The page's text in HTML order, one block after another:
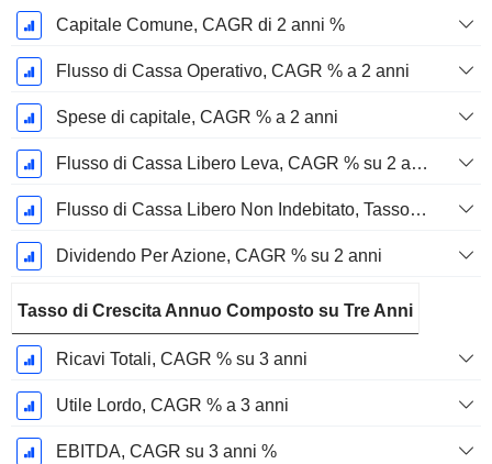
Capitale Comune, CAGR di 2 anni %
Flusso di Cassa Operativo, CAGR % a 2 anni
Spese di capitale, CAGR % a 2 anni
Flusso di Cassa Libero Leva, CAGR % su 2 anni
Flusso di Cassa Libero Non Indebitato, Tasso di Crescita Annuo Composto su 2 Anni %
Dividendo Per Azione, CAGR % su 2 anni
Tasso di Crescita Annuo Composto su Tre Anni
Ricavi Totali, CAGR % su 3 anni
Utile Lordo, CAGR % a 3 anni
EBITDA, CAGR su 3 anni %